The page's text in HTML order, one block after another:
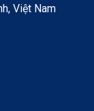
Việt Nam